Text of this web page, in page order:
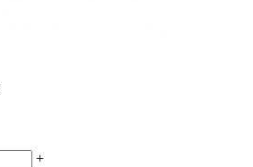
+